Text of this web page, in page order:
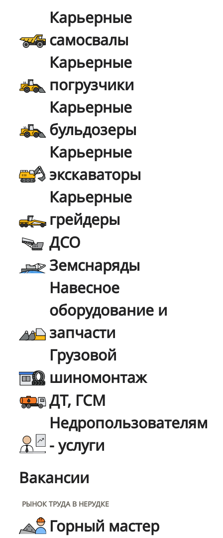
Карьерные
самосвалы
Карьерные
погрузчики
Карьерные
бульдозеры
Карьерные
экскаваторы
Карьерные
грейдеры
ДСО
Земснаряды
Навесное
оборудование и
запчасти
Грузовой
шиномонтаж
ДТ, ГСМ
Недропользователям
- услуги
Вакансии
РЫНОК ТРУДА В НЕРУДКЕ
Горный мастер